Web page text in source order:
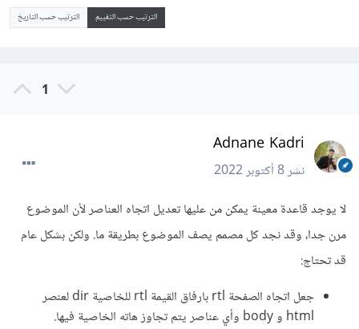
الترتيب حسب التقييم الترتيب حسب التاريخ
1
Adnane Kadri
نشر8 أكتوبر 2022
لا يوجد قاعدة معينة يمكن من عليها تعديل اتجاه العناصر لأن الموضوع
مرن جدا، وقد نجد كل مصمم يصف الموضوع بطريقة ما. ولكن بشكل عام
قد تحتاج:
جعل اتجاه الصفحة rtl بارفاق القيمة rtl للخاصية dir لعنصر
html و body وأي عناصر يتم تجاوز هاته الخاصية فيها.